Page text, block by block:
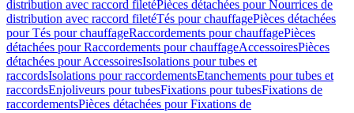
distribution avec raccord filetéPièces détachées pour Nourrices de
distribution avec raccord filetéTés pour chauffagePièces détachées
pour Tés pour chauffageRaccordements pour chauffagePièces
détachées pour Raccordements pour chauffageAccessoiresPièces
détachées pour AccessoiresIsolations pour tubes et
raccordsIsolations pour raccordementsEtanchements pour tubes et
raccordsEnjoliveurs pour tubesFixations pour tubesFixations de
raccordementsPièces détachées pour Fixations de